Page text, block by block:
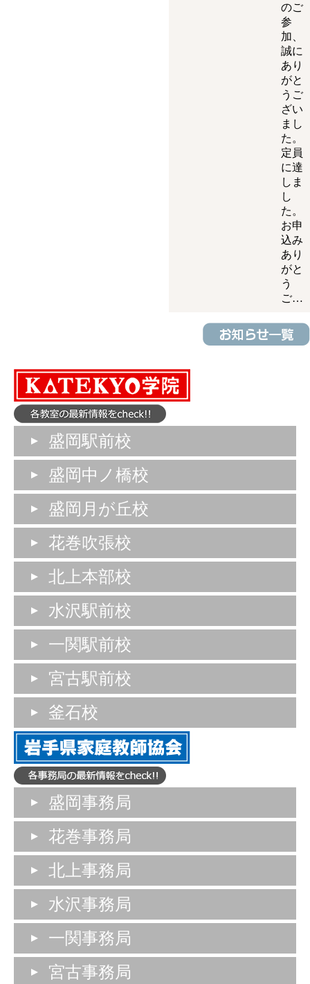
のご
参
加、
誠に
あり
がと
うご
ざい
まし
た。
定員
に達
しま
し
た。
お申
込み
あり
がと
う
ご…
盛岡駅前校
盛岡中ノ橋校
盛岡月が丘校
花巻吹張校
北上本部校
水沢駅前校
一関駅前校
宮古駅前校
釜石校
盛岡事務局
花巻事務局
北上事務局
水沢事務局
一関事務局
宮古事務局